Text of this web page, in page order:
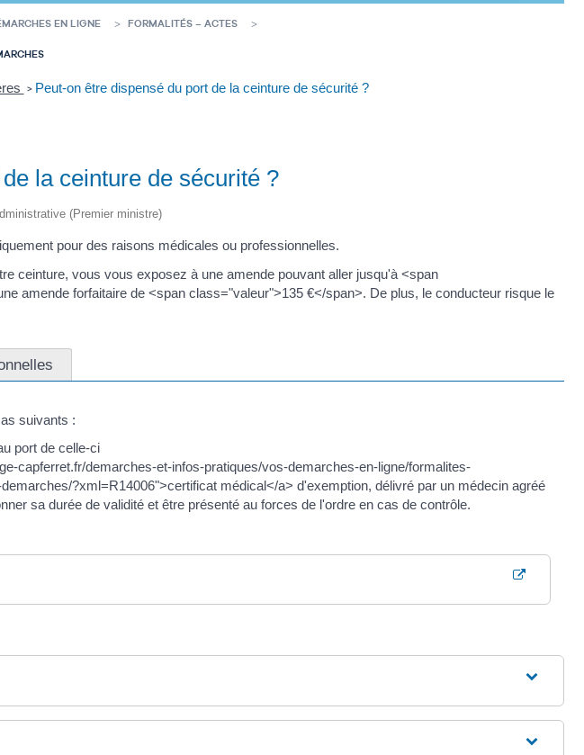
EN LIGNE FORMALITÉS – ACTES
> Peut-on être dispensé du port de la ceinture de sécurité ?
la ceinture de sécurité ?
(Premier ministre)
pour des raisons médicales ou professionnelles.
ceinture, vous vous exposez à une amende pouvant aller jusqu'à <span
amende forfaitaire de <span class="valeur">135 €</span>. De plus, le conducteur risque le
suivants :
port de celle-ci
capferret.fr/demarches-et-infos-pratiques/vos-demarches-en-ligne/formalites-
?xml=R14006">certificat médical</a> d'exemption, délivré par un médecin agréé
sa durée de validité et être présenté au forces de l'ordre en cas de contrôle.